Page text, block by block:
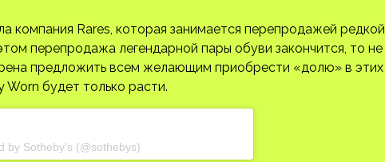
компания Rares, которая занимается перепродажей редкой
перепродажа легендарной пары обуви закончится, то не
предложить всем желающим приобрести «долю» в этих
Worn будет только расти.
by Sotheby’s (@sothebys)